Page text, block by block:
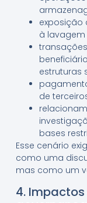
exposição
à lavagem
estruturas
de
bases
Esse cenário
como uma
mas como um
4.